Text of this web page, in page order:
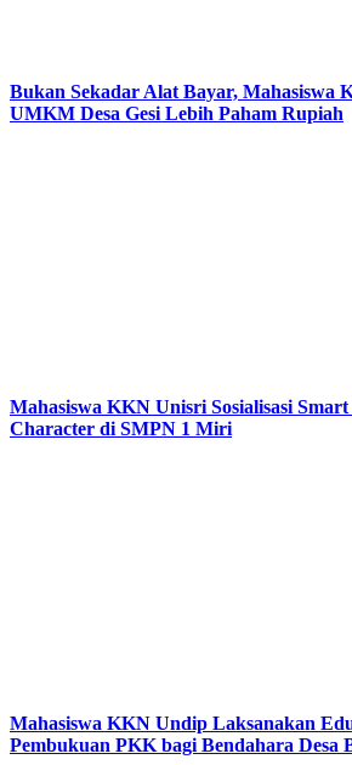
Bukan Sekadar Alat Bayar, Mahasiswa
UMKM Desa Gesi Lebih Paham Rupiah
Mahasiswa KKN Unisri Sosialisasi
Character di SMPN 1 Miri
Mahasiswa KKN Undip Laksanakan
Pembukuan PKK bagi Bendahara Desa